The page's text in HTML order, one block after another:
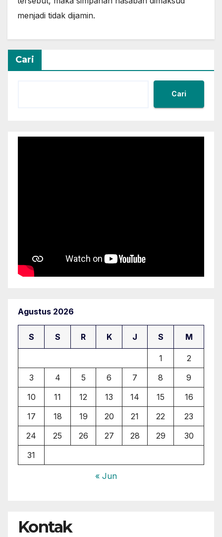
menjadi tidak dijamin.
Cari
Cari
Agustus 2026
S S R K J S M
1
2
3
4 5 6 7 8
9
10
11 12 13 14 15
16
17
18 19 20 21 22
23
24
25 26 27 28 29
30
31
« Jun
Kontak